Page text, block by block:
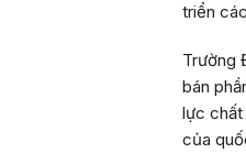
triển
Trường
bán
lực chất
của